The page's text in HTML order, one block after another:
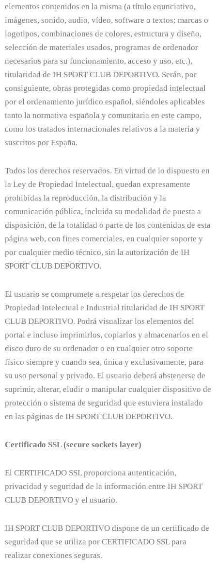
elementos contenidos en la misma (a título enunciativo,
imágenes, sonido, audio, vídeo, software o textos; marcas o
logotipos, combinaciones de colores, estructura y diseño,
selección de materiales usados, programas de ordenador
necesarios para su funcionamiento, acceso y uso, etc.),
titularidad de IH SPORT CLUB DEPORTIVO. Serán, por
consiguiente, obras protegidas como propiedad intelectual
por el ordenamiento jurídico español, siéndoles aplicables
tanto la normativa española y comunitaria en este campo,
como los tratados internacionales relativos a la materia y
suscritos por España.
Todos los derechos reservados. En virtud de lo dispuesto en
la Ley de Propiedad Intelectual, quedan expresamente
prohibidas la reproducción, la distribución y la
comunicación pública, incluida su modalidad de puesta a
disposición, de la totalidad o parte de los contenidos de esta
página web, con fines comerciales, en cualquier soporte y
por cualquier medio técnico, sin la autorización de IH
SPORT CLUB DEPORTIVO.
El usuario se compromete a respetar los derechos de
Propiedad Intelectual e Industrial titularidad de IH SPORT
CLUB DEPORTIVO. Podrá visualizar los elementos del
portal e incluso imprimirlos, copiarlos y almacenarlos en el
disco duro de su ordenador o en cualquier otro soporte
físico siempre y cuando sea, única y exclusivamente, para
su uso personal y privado. El usuario deberá abstenerse de
suprimir, alterar, eludir o manipular cualquier dispositivo de
protección o sistema de seguridad que estuviera instalado
en las páginas de IH SPORT CLUB DEPORTIVO.
Certificado SSL (secure sockets layer)
El CERTIFICADO SSL proporciona autenticación,
privacidad y seguridad de la información entre IH SPORT
CLUB DEPORTIVO y el usuario.
IH SPORT CLUB DEPORTIVO dispone de un certificado de
seguridad que se utiliza por CERTIFICADO SSL para
realizar conexiones seguras.